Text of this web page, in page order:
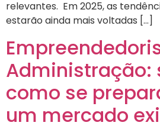
relevantes. Em 2025, as
estarão ainda mais voltadas […]
Administração:
como se
um mercado